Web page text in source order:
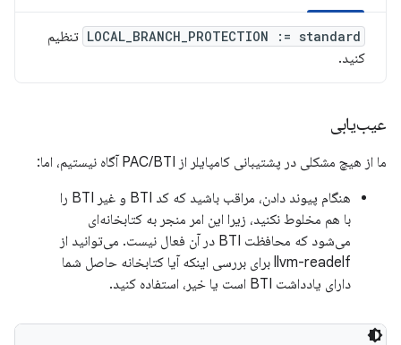
LOCAL_BRANCH_PROTECTION := standard تنظیم
کنید.
عیب‌یابی
ما از هیچ مشکلی در پشتیبانی کامپایلر از PAC/BTI آگاه نیستیم، اما:
هنگام پیوند دادن، مراقب باشید که کد BTI و غیر BTI را
با هم مخلوط نکنید، زیرا این امر منجر به کتابخانه‌ای
می‌شود که محافظت BTI در آن فعال نیست. می‌توانید از
llvm-readelf برای بررسی اینکه آیا کتابخانه حاصل شما
دارای یادداشت BTI است یا خیر، استفاده کنید.